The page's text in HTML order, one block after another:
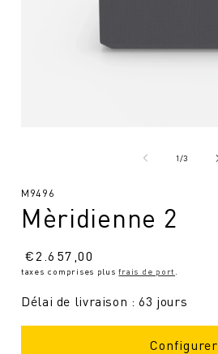
modal
1/de
3
SKU
M9496
Mèridienne 2
Prix
normal
€2.657,00
taxes comprises plusfrais de port
Délai de livraison : 63 jours
Configurer